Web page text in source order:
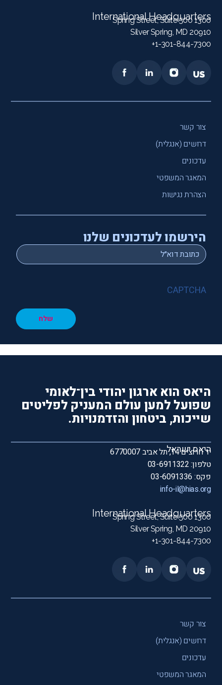
International Headquarters
1300 Spring Street, Suite 500
Silver Spring, MD 20910
1-301-844-7300+
צור קשר
דרושים (אנגלית)
עדכונים
המאגר המשפטי
הצהרת נגישות
הירשמו לעדכונים שלנו
Email
*
CAPTCHA
שלח
היאס הוא ארגון יהודי בין־לאומי
שפועל למען עולם המעניק לפליטים
שייכות, ביטחון והזדמנויות.
היאס ישראל
יד חרוצים 14, תל אביב 6770007
טלפון: 03-6911322
פקס: 03-6091336
info-il@hias.org
International Headquarters
1300 Spring Street, Suite 500
Silver Spring, MD 20910
1-301-844-7300+
צור קשר
דרושים (אנגלית)
עדכונים
המאגר המשפטי